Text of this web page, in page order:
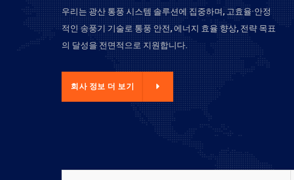
우리는 광산 통풍 시스템 솔루션에 집중하며, 고효율·안정
적인 송풍기 기술로 통풍 안전, 에너지 효율 향상, 전략 목표
의 달성을 전면적으로 지원합니다.
회사 정보 더 보기